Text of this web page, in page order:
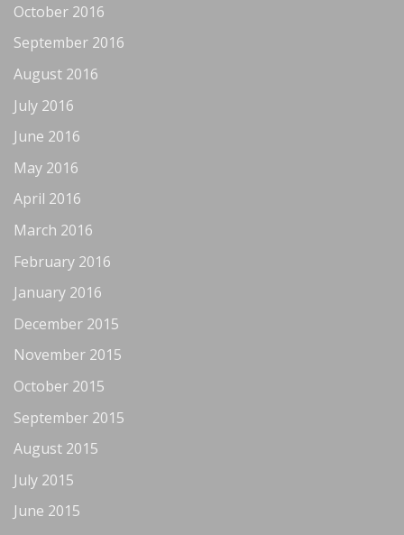
October 2016
September 2016
August 2016
July 2016
June 2016
May 2016
April 2016
March 2016
February 2016
January 2016
December 2015
November 2015
October 2015
September 2015
August 2015
July 2015
June 2015